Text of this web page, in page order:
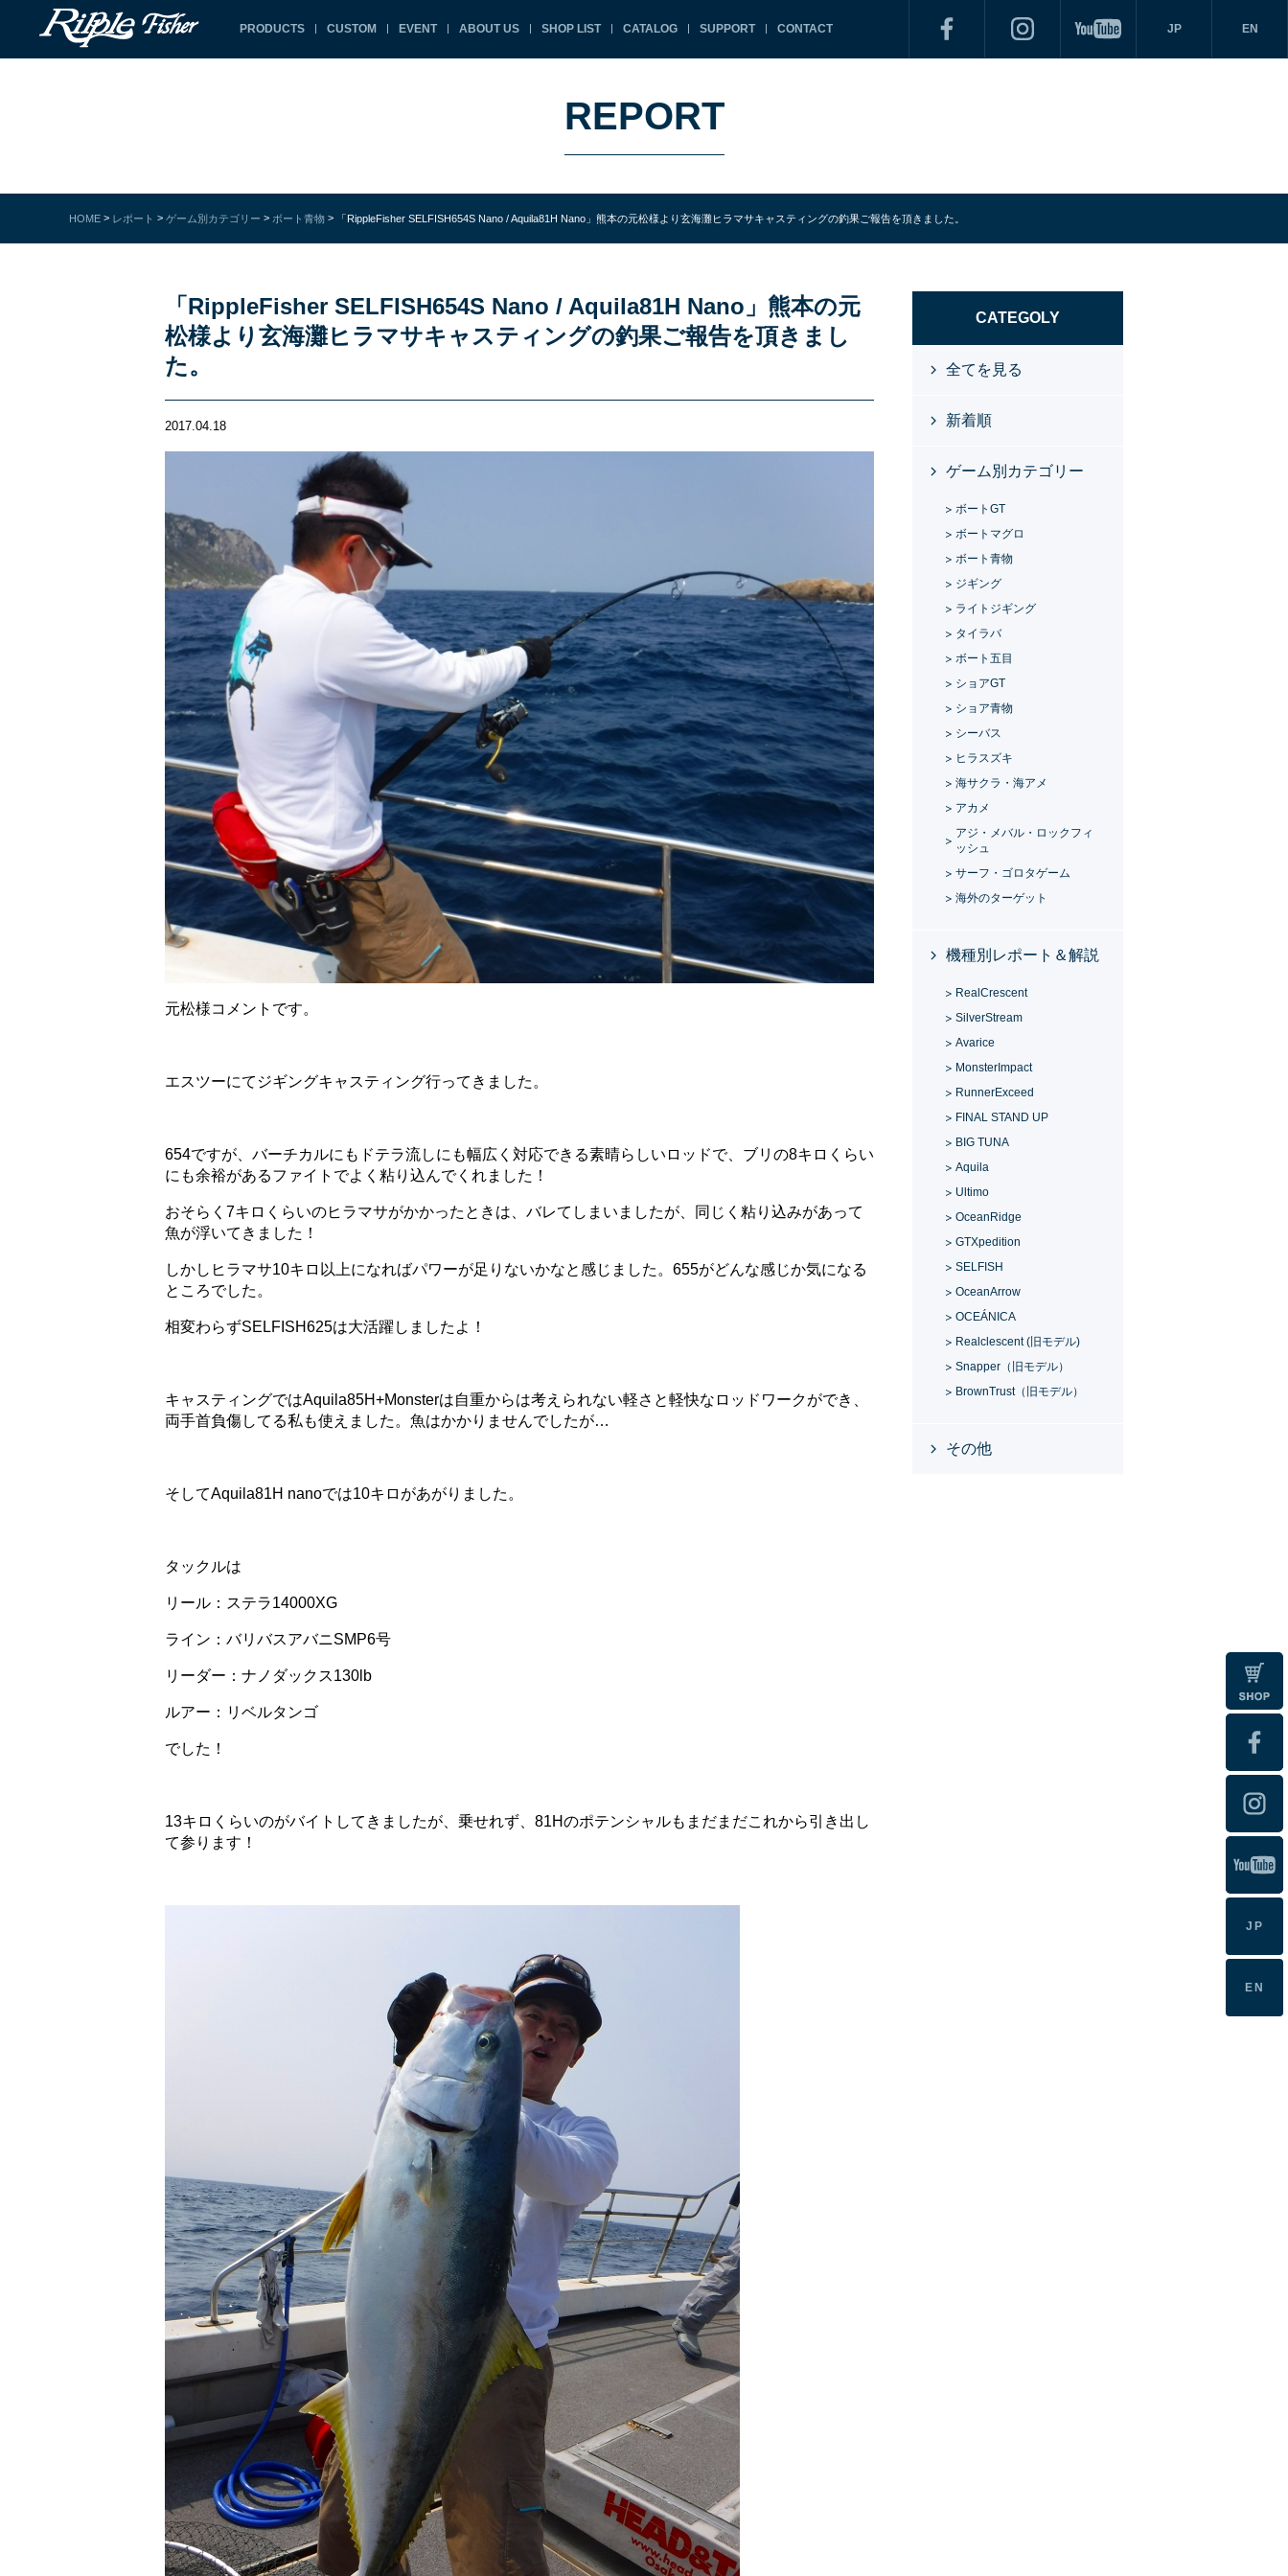
PRODUCTS CUSTOM EVENT ABOUT US SHOP LIST CATALOG SUPPORT CONTACT EN
JP
REPORT
HOME > レポート > ゲーム別カテゴリー > ボート青物 > 「RippleFisher SELFISH654S Nano / Aquila81H Nano」熊本の元松様より玄海灘ヒラマサキャスティングの釣果ご報告を頂きました。
「RippleFisher SELFISH654S Nano / Aquila81H Nano」熊本の元
松様より玄海灘ヒラマサキャスティングの釣果ご報告を頂きまし
た。
2017.04.18
元松様コメントです。
エスツーにてジギングキャスティング行ってきました。
654ですが、バーチカルにもドテラ流しにも幅広く対応できる素晴らしいロッドで、ブリの8キロくらい
にも余裕があるファイトでよく粘り込んでくれました！
おそらく7キロくらいのヒラマサがかかったときは、バレてしまいましたが、同じく粘り込みがあって
魚が浮いてきました！
しかしヒラマサ10キロ以上になればパワーが足りないかなと感じました。655がどんな感じか気になる
ところでした。
相変わらずSELFISH625は大活躍しましたよ！
キャスティングではAquila85H+Monsterは自重からは考えられない軽さと軽快なロッドワークができ、
両手首負傷してる私も使えました。魚はかかりませんでしたが…
そしてAquila81H nanoでは10キロがあがりました。
タックルは
リール：ステラ14000XG
ライン：バリバスアバニSMP6号
リーダー：ナノダックス130lb
ルアー：リベルタンゴ
でした！
13キロくらいのがバイトしてきましたが、乗せれず、81Hのポテンシャルもまだまだこれから引き出し
て参ります！
CATEGOLY
全てを見る
新着順
ゲーム別カテゴリー
ボートGT
ボートマグロ
ボート青物
ジギング
ライトジギング
タイラバ
ボート五目
ショアGT
ショア青物
シーバス
ヒラスズキ
海サクラ・海アメ
アカメ
アジ・メバル・ロックフィ
ッシュ
サーフ・ゴロタゲーム
海外のターゲット
機種別レポート＆解説
RealCrescent
SilverStream
Avarice
MonsterImpact
RunnerExceed
FINAL STAND UP
BIG TUNA
Aquila
Ultimo
OceanRidge
GTXpedition
SELFISH
OceanArrow
OCEÁNICA
Realclescent (旧モデル)
Snapper（旧モデル）
BrownTrust（旧モデル）
その他
JP
EN